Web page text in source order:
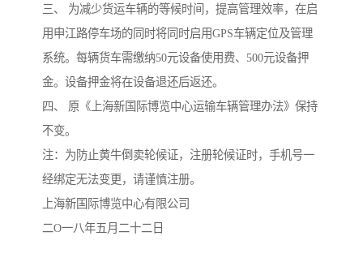
三、 为减少货运车辆的等候时间，提高管理效率，在启
用申江路停车场的同时将同时启用GPS车辆定位及管理
系统。每辆货车需缴纳50元设备使用费、500元设备押
金。设备押金将在设备退还后返还。
四、 原《上海新国际博览中心运输车辆管理办法》保持
不变。
注：为防止黄牛倒卖轮候证，注册轮候证时，手机号一
经绑定无法变更，请谨慎注册。
上海新国际博览中心有限公司
二O一八年五月二十二日